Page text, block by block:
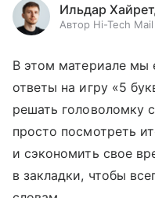
Ильдар
Автор Hi-Tech Mail
В этом материале мы
ответы на игру «5
решать головоломку
просто посмотреть
и сэкономить свое
в закладки, чтобы